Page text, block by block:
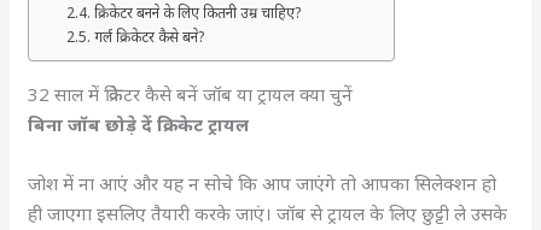
क्रिकेटर बनने के लिए कितनी उम्र चाहिए?
गर्ल क्रिकेटर कैसे बने?
32 साल में क्रिकेटर कैसे बनें जॉब या ट्रायल क्या चुनें
बिना जॉब छोड़े दें क्रिकेट ट्रायल
जोश में ना आएं और यह न सोचे कि आप जाएंगे तो आपका सिलेक्शन हो
ही जाएगा इसलिए तैयारी करके जाएं। जॉब से ट्रायल के लिए छुट्टी ले उसके